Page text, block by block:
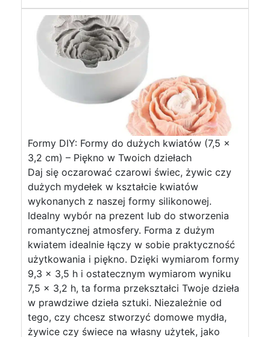
Formy DIY: Formy do dużych kwiatów (7,5 x
3,2 cm) – Piękno w Twoich dziełach
Daj się oczarować czarowi świec, żywic czy
dużych mydełek w kształcie kwiatów
wykonanych z naszej formy silikonowej.
Idealny wybór na prezent lub do stworzenia
romantycznej atmosfery. Forma z dużym
kwiatem idealnie łączy w sobie praktyczność
użytkowania i piękno. Dzięki wymiarom formy
9,3 x 3,5 h i ostatecznym wymiarom wyniku
7,5 x 3,2 h, ta forma przekształci Twoje dzieła
w prawdziwe dzieła sztuki. Niezależnie od
tego, czy chcesz stworzyć domowe mydła,
żywice czy świece na własny użytek, jako